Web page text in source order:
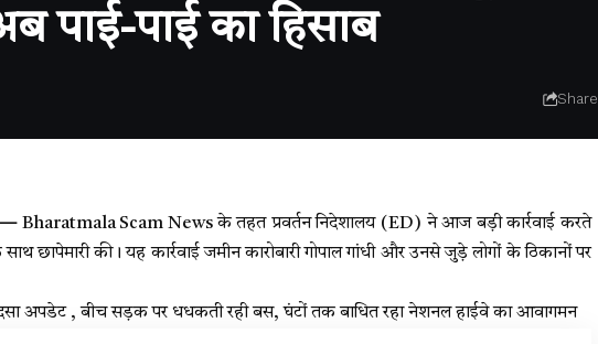
पाई-पाई का हिसाब
Share
—Bharatmala Scam News के तहत प्रवर्तन निदेशालय (ED) ने आज बड़ी कार्रवाई करते
छापेमारी की। यह कार्रवाई जमीन कारोबारी गोपाल गांधी और उनसे जुड़े लोगों के ठिकानों पर
अपडेट , बीच सड़क पर धधकती रही बस, घंटों तक बाधित रहा नेशनल हाईवे का आवागमन